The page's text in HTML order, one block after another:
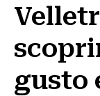
gusto